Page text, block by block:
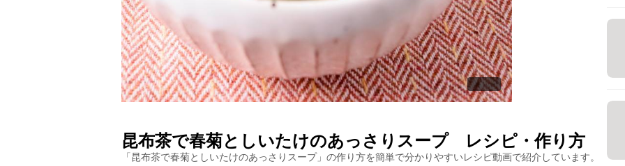
昆布茶で春菊としいたけのあっさりスープレシピ・作り方
「昆布茶で春菊としいたけのあっさりスープ」の作り方を簡単で分かりやすいレシピ動画で紹介しています。